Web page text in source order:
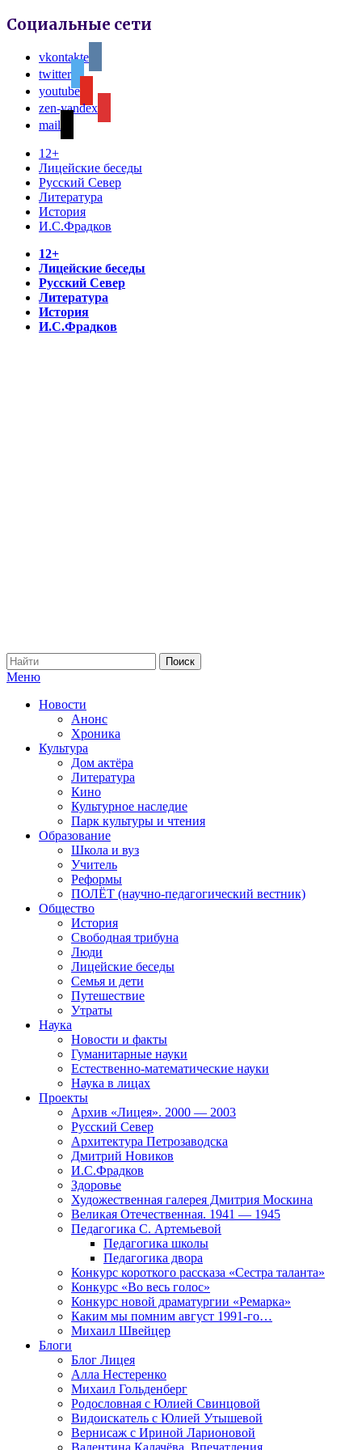
Социальные сети
vkontakte
twitter
youtube
zen-yandex
mail
12+
Лицейские беседы
Русский Север
Литература
История
И.С.Фрадков
12+
Лицейские беседы
Русский Север
Литература
История
И.С.Фрадков
Меню
Новости
Анонс
Хроника
Культура
Дом актёра
Литература
Кино
Культурное наследие
Парк культуры и чтения
Образование
Школа и вуз
Учитель
Реформы
ПОЛЁТ (научно-педагогический вестник)
Общество
История
Свободная трибуна
Люди
Лицейские беседы
Семья и дети
Путешествие
Утраты
Наука
Новости и факты
Гуманитарные науки
Естественно-математические науки
Наука в лицах
Проекты
Архив «Лицея». 2000 — 2003
Русский Север
Архитектура Петрозаводска
Дмитрий Новиков
И.С.Фрадков
Здоровье
Художественная галерея Дмитрия Москина
Великая Отечественная. 1941 — 1945
Педагогика С. Артемьевой
Педагогика школы
Педагогика двора
Конкурс короткого рассказа «Сестра таланта»
Конкурс «Во весь голос»
Конкурс новой драматургии «Ремарка»
Каким мы помним август 1991-го…
Михаил Швейцер
Блоги
Блог Лицея
Алла Нестеренко
Михаил Гольденберг
Родословная с Юлией Свинцовой
Видоискатель с Юлией Утышевой
Вернисаж с Ириной Ларионовой